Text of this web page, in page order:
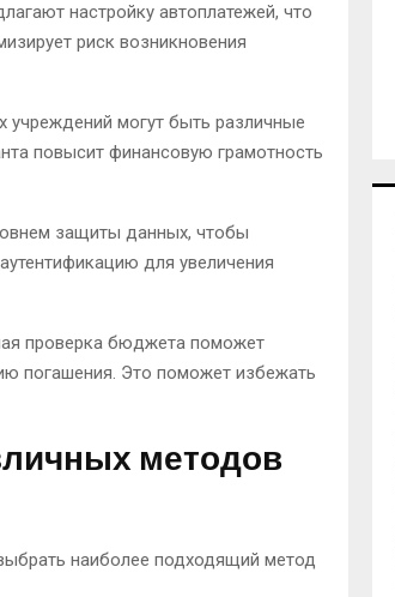
настройку автоплатежей, что
риск возникновения
учреждений могут быть различные
повысит финансовую грамотность
защиты данных, чтобы
для увеличения
проверка бюджета поможет
погашения. Это поможет избежать
методов
наиболее подходящий метод